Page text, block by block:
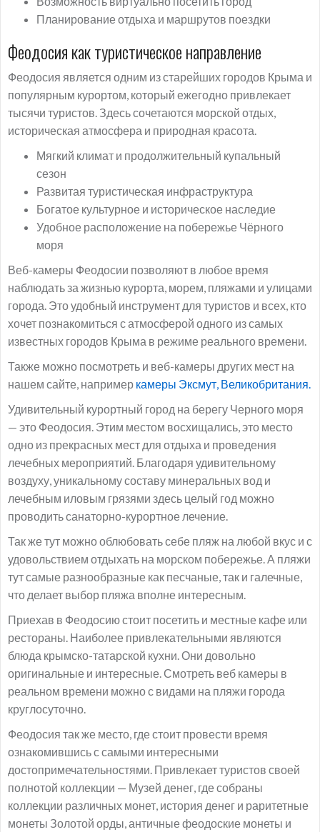
Планирование отдыха и маршрутов поездки
Феодосия как туристическое направление
Феодосия является одним из старейших городов Крыма и
популярным курортом, который ежегодно привлекает
тысячи туристов. Здесь сочетаются морской отдых,
историческая атмосфера и природная красота.
Мягкий климат и продолжительный купальный
сезон
Развитая туристическая инфраструктура
Богатое культурное и историческое наследие
Удобное расположение на побережье Чёрного
моря
Веб-камеры Феодосии позволяют в любое время
наблюдать за жизнью курорта, морем, пляжами и улицами
города. Это удобный инструмент для туристов и всех, кто
хочет познакомиться с атмосферой одного из самых
известных городов Крыма в режиме реального времени.
Также можно посмотреть и веб-камеры других мест на
нашем сайте, например камеры Эксмут, Великобритания.
Удивительный курортный город на берегу Черного моря
— это Феодосия. Этим местом восхищались, это место
одно из прекрасных мест для отдыха и проведения
лечебных мероприятий. Благодаря удивительному
воздуху, уникальному составу минеральных вод и
лечебным иловым грязями здесь целый год можно
проводить санаторно-курортное лечение.
Так же тут можно облюбовать себе пляж на любой вкус и с
удовольствием отдыхать на морском побережье. А пляжи
тут самые разнообразные как песчаные, так и галечные,
что делает выбор пляжа вполне интересным.
Приехав в Феодосию стоит посетить и местные кафе или
рестораны. Наиболее привлекательными являются
блюда крымско-татарской кухни. Они довольно
оригинальные и интересные. Смотреть веб камеры в
реальном времени можно с видами на пляжи города
круглосуточно.
Феодосия так же место, где стоит провести время
ознакомившись с самыми интересными
достопримечательностями. Привлекает туристов своей
полнотой коллекции — Музей денег, где собраны
коллекции различных монет, история денег и раритетные
монеты Золотой орды, античные феодоские монеты и